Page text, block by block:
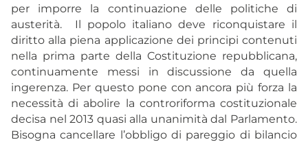
per imporre la continuazione delle politiche di
austerità. Il popolo italiano deve riconquistare il
diritto alla piena applicazione dei principi contenuti
nella prima parte della Costituzione repubblicana,
continuamente messi in discussione da quella
ingerenza. Per questo pone con ancora più forza la
necessità di abolire la controriforma costituzionale
decisa nel 2013 quasi alla unanimità dal Parlamento.
Bisogna cancellare l’obbligo di pareggio di bilancio